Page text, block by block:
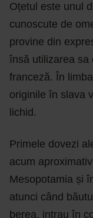
Oțetul este unul
cunoscute de
provine din
însă utilizarea sa
franceză. În
originile în slava
lichid.
Primele dovezi
acum
Mesopotamia și
atunci când
berea, intrau în